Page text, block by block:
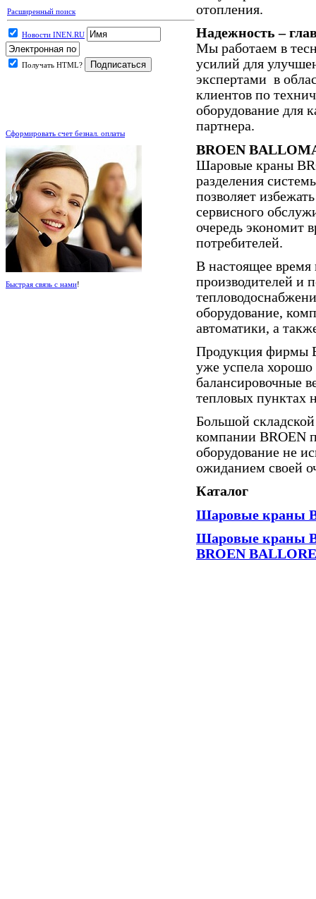
Расширенный поиск
Новости INEN.RU
Получать HTML?
Сформировать счет безнал. оплаты
Быстрая связь с нами!
отопления.
Надежность –
Мы работаем в
усилий для
экспертами в
клиентов по
оборудование для
партнера.
BROEN
Шаровые краны
разделения
позволяет
сервисного
очередь экономит
потребителей.
В настоящее
производителей и
оборудование,
автоматики, а
Продукция фирмы
уже успела
балансировочные
тепловых пунктах
Большой
компании BROEN
оборудование не
ожиданием своей
Каталог
Шаровые краны
Шаровые краны
BROEN